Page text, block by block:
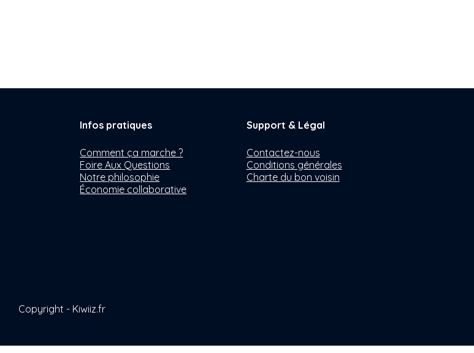
Infos pratiques
Comment ça marche ?
Foire Aux Questions
Notre philosophie
Économie collaborative
Support & Légal
Contactez-nous
Conditions générales
Charte du bon voisin
Copyright - Kiwiiz.fr